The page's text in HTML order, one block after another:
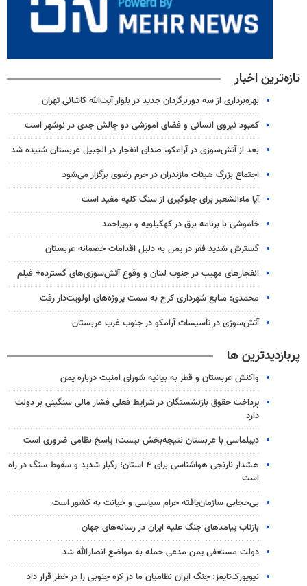
تازه‌ترین اخبار
بهره‌برداری از سه دوربرگردان جدید در بلوار آیت‌الله کاشانی تهران
کمبود نیروی انسانی و فضای آموزشی دو چالش جدی در نوشهر است
بعد از آتش‌سوزی در آرامکو، صدای انفجار در الجبیل عربستان شنیده شد
اجتماع بزرگ هیئات مازندران در حرم رضوی برگزار می‌شود
آیا ماءالشعیر برای جلوگیری از سنگ کلیه مفید است
خاموشی با برنامه برق در کهگیلویه و بویراحمد
گسترش شدید فقر در یمن به دلیل اقدامات خصمانه عربستان
انفجارهای مهیب در جنوب لبنان و وقوع آتش‌سوزی‌های گسترده+ فیلم
محمدی: منابع شهرداری کرج به سمت پروژه‌های اولویت‌دار رفت
آتش‌سوزی در تأسیسات آرامکو در جنوب غرب عربستان
پربازدیدترین ها
واکنش عربستان و قطر به بیانیه شورای امنیت درباره یمن
پرداخت حقوق بازنشستگان در شرایط فعلی فشار مالی سنگینی بر دولت
دارد
دیپلماسی با عربستان نتیجه‌بخش نیست؛ پاسخ نظامی ضروری است
هشدار نارنجی هواشناسی برای ۴ استان؛ رگبار شدید و سقوط سنگ در راه
است
بی‌حجابی سازمان‌یافته حرام سیاسی و خیانت به کشور است
بازتاب پیامدهای جنگ علیه ایران در رسانه‌های جهان
دولت مستعفی یمن مدعی حمله به مواضع انصارالله شد
نیویورک‌تایمز: جنگ ایران نظامیان ما در کره جنوبی را در خطر قرار داد